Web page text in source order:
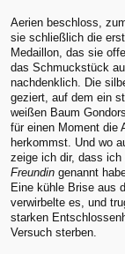
Aerien beschloss,
sie schließlich die
Medaillon, das sie
das Schmuckstück
nachdenklich. Die
geziert, auf dem ein
weißen Baum
für einen Moment die
herkommst. Und wo
zeige ich dir, dass
Freundin genannt
Eine kühle Brise aus
verwirbelte es, und
starken
Versuch sterben.